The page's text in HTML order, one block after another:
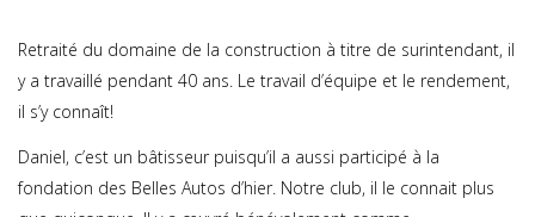
Retraité du domaine de la construction à titre de surintendant, il
y a travaillé pendant 40 ans. Le travail d’équipe et le rendement,
il s’y connaît!
Daniel, c’est un bâtisseur puisqu’il a aussi participé à la
fondation des Belles Autos d’hier. Notre club, il le connait plus